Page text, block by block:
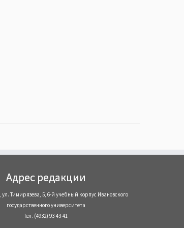
Адрес редакции
ул. Тимирязева, 5, 6-й учебный корпус Ивановского
государственного университета
Тел. (4932) 93-43-41